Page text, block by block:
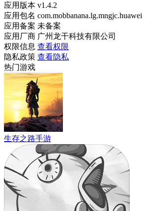
应用版本 v1.4.2
应用包名 com.mobbanana.lg.mngjc.huawei
应用备案 未备案
应用厂商 广州龙干科技有限公司
权限信息 查看权限
隐私政策 查看隐私
热门游戏
生存之路手游